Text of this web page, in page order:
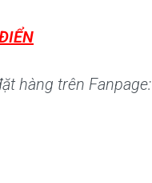
hàng trên Fanpage: